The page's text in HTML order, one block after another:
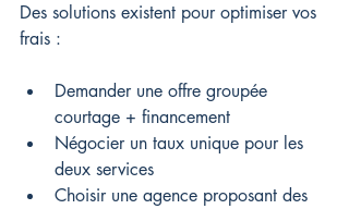
Des solutions existent pour optimiser vos
frais :
Demander une offre groupée
courtage + financement
Négocier un taux unique pour les
deux services
Choisir une agence proposant des